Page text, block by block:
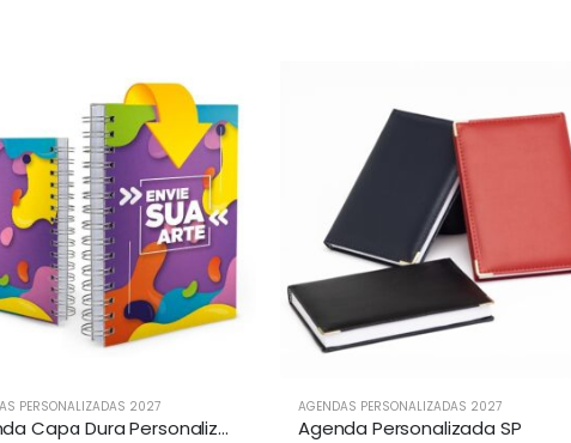
PERSONALIZADAS 2027
Agenda Capa Dura Personalizada 2027
AGENDAS PERSONALIZADAS 2027
Agenda Personalizada SP